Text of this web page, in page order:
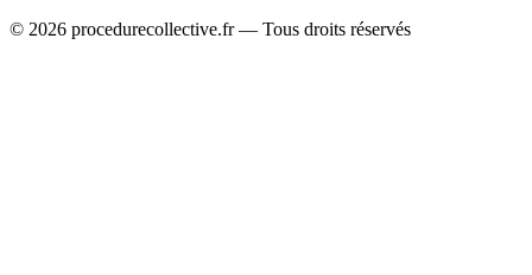
© 2026 procedurecollective.fr — Tous droits réservés